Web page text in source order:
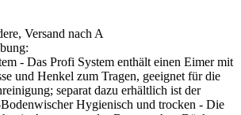
Versand nach A
- Das Profi System enthält einen Eimer mit
und Henkel zum Tragen, geeignet für die
separat dazu erhältlich ist der
Hygienisch und trocken - Die